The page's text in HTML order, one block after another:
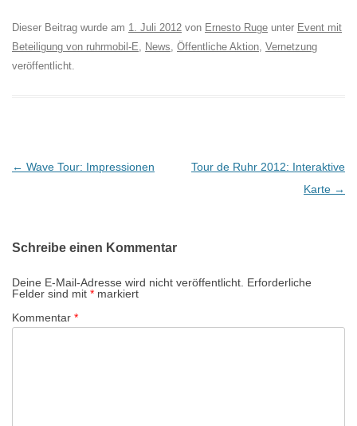
Dieser Beitrag wurde am 1. Juli 2012 von Ernesto Ruge unter Event mit
Beteiligung von ruhrmobil-E, News, Öffentliche Aktion, Vernetzung
veröffentlicht.
B
r
a
g
s
← Wave Tour: Impressionen
Tour de Ruhr 2012: Interaktive
Karte →
Schreibe einen Kommentar
Deine E-Mail-Adresse wird nicht veröffentlicht. Erforderliche
Felder sind mit * markiert
Kommentar *